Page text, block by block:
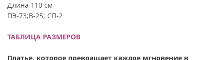
Длина 110 см
ПЭ-73;В-25; СП-2
ТАБЛИЦА РАЗМЕРОВ
Платье, которое превращает каждое мгновение в